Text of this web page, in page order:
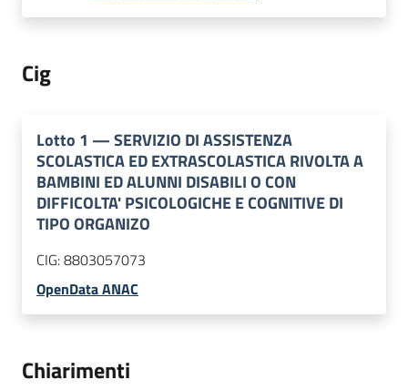
Cig
Lotto 1 —SERVIZIO DI ASSISTENZA
SCOLASTICA ED EXTRASCOLASTICA RIVOLTA A
BAMBINI ED ALUNNI DISABILI O CON
DIFFICOLTA' PSICOLOGICHE E COGNITIVE DI
TIPO ORGANIZO
CIG:8803057073
OpenData ANAC
Chiarimenti